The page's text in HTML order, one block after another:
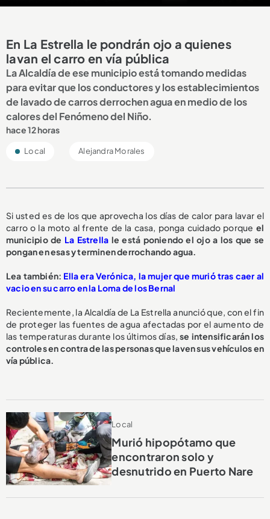
En La Estrella le pondrán ojo a quienes
lavan el carro en vía pública
La Alcaldía de ese municipio está tomando medidas
para evitar que los conductores y los establecimientos
de lavado de carros derrochen agua en medio de los
calores del Fenómeno del Niño.
hace 12 horas
Local Alejandra Morales
Si usted es de los que aprovecha los días de calor para lavar el
carro o la moto al frente de la casa, ponga cuidado porque el
municipio de La Estrella le está poniendo el ojo a los que se
pongan en esas y terminen derrochando agua.
Lea también: Ella era Verónica, la mujer que murió tras caer al
vacio en su carro en la Loma de los Bernal
Recientemente, la Alcaldía de La Estrella anunció que, con el fin
de proteger las fuentes de agua afectadas por el aumento de
las temperaturas durante los últimos días, se intensificarán los
controles en contra de las personas que laven sus vehículos en
vía pública.
Local
Murió hipopótamo que
encontraron solo y
desnutrido en Puerto Nare